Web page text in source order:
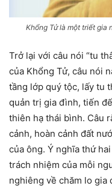
Khổng Tử là một triết gia
Trở lại với câu nói “tu
của Khổng Tử, câu nói
tầng lớp quý tộc, lấy tu
quản trị gia đình, tiến
thiên hạ thái bình. Câu
cảnh, hoàn cảnh đất
của ông. Ý nghĩa thứ
trách nhiệm của mỗi
nghiêng về chăm lo gia